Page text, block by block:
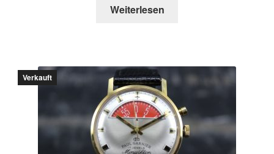
Weiterlesen
Verkauft